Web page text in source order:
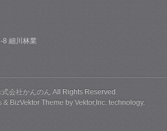
8 細川林業
式会社かんのん All Rights Reserved.
& BizVektor Theme byVektor,Inc. technology.